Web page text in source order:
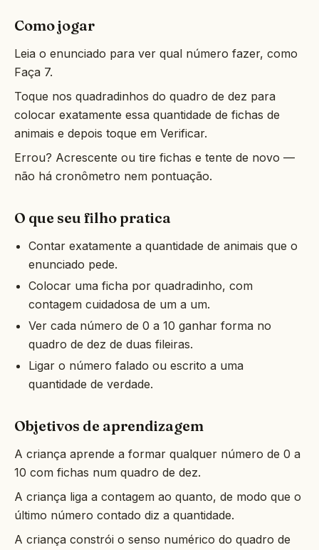
Como jogar
Leia o enunciado para ver qual número fazer, como
Faça 7.
Toque nos quadradinhos do quadro de dez para
colocar exatamente essa quantidade de fichas de
animais e depois toque em Verificar.
Errou? Acrescente ou tire fichas e tente de novo —
não há cronômetro nem pontuação.
O que seu filho pratica
Contar exatamente a quantidade de animais que o
enunciado pede.
Colocar uma ficha por quadradinho, com
contagem cuidadosa de um a um.
Ver cada número de 0 a 10 ganhar forma no
quadro de dez de duas fileiras.
Ligar o número falado ou escrito a uma
quantidade de verdade.
Objetivos de aprendizagem
A criança aprende a formar qualquer número de 0 a
10 com fichas num quadro de dez.
A criança liga a contagem ao quanto, de modo que o
último número contado diz a quantidade.
A criança constrói o senso numérico do quadro de